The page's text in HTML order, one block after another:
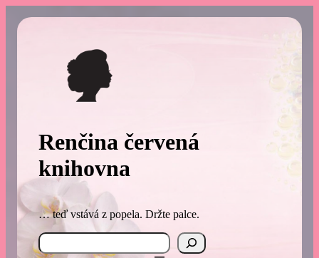
Renčina červená
knihovna
… teď vstává z popela. Držte palce.
Search